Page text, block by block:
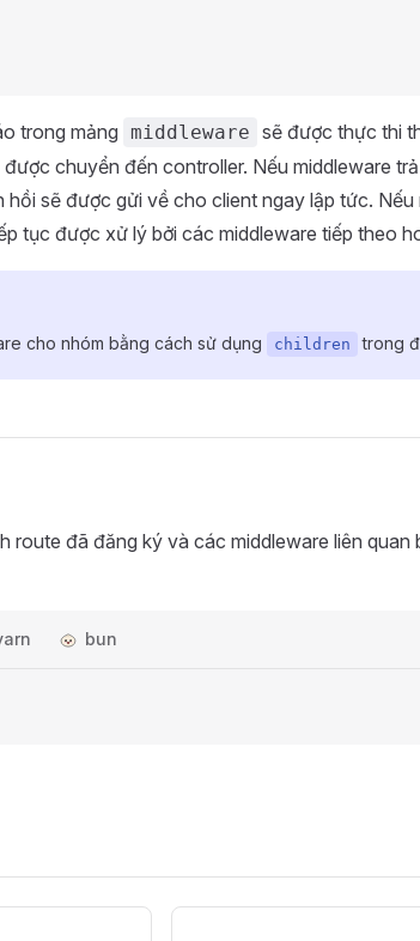
trong mảng middleware sẽ được thực thi
chuyển đến controller. Nếu middleware
hồi sẽ được gửi về cho client ngay lập tức. Nếu
tục được xử lý bởi các middleware tiếp theo
cho nhóm bằng cách sử dụng
children trong
route đã đăng ký và các middleware liên quan
bun